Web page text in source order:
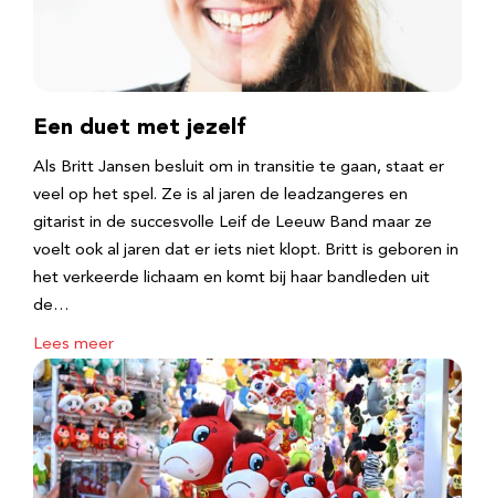
Een duet met jezelf
Als Britt Jansen besluit om in transitie te gaan, staat er
veel op het spel. Ze is al jaren de leadzangeres en
gitarist in de succesvolle Leif de Leeuw Band maar ze
voelt ook al jaren dat er iets niet klopt. Britt is geboren in
het verkeerde lichaam en komt bij haar bandleden uit
de…
Lees meer